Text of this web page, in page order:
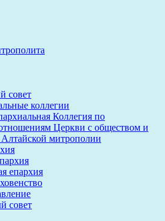
совет
коллегии
Коллегия по
Церкви с обществом и
митрополии
епархия
совет